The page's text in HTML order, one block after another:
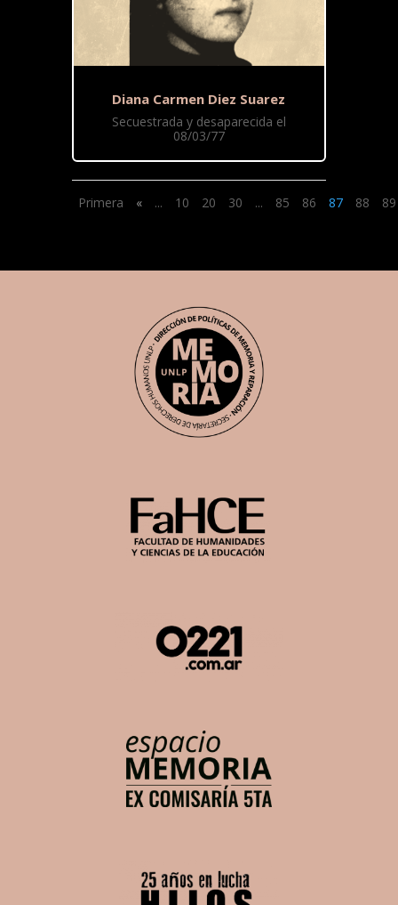
Diana Carmen Diez Suarez
Secuestrada y desaparecida el
08/03/77
Primera « ... 10 20 30 ... 85 86 87 88 89